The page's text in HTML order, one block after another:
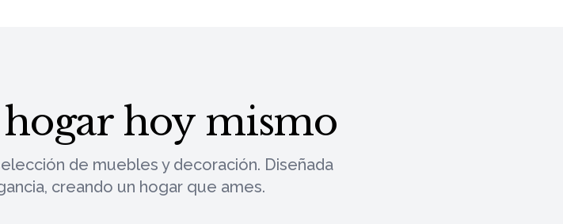
hoy mismo
de muebles y decoración. Diseñada
creando un hogar que ames.